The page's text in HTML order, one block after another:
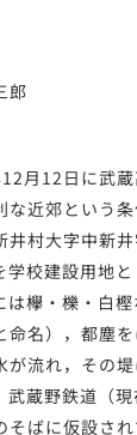
月12日に武
な近郊という
井村大字中新
学校建設用地
は欅・櫟・白
命名），都塵
が流れ，その
武蔵野鉄道（
そばに仮設さ